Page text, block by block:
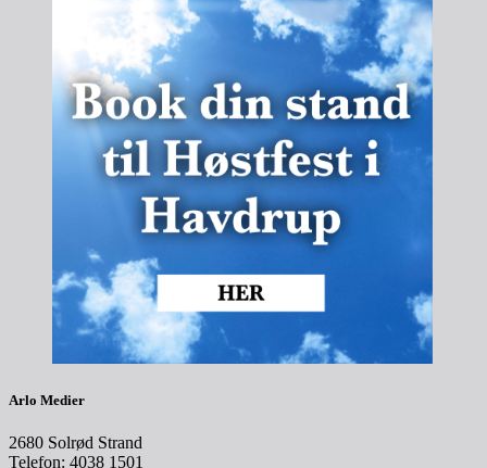
Arlo Medier
2680 Solrød Strand
Telefon: 4038 1501